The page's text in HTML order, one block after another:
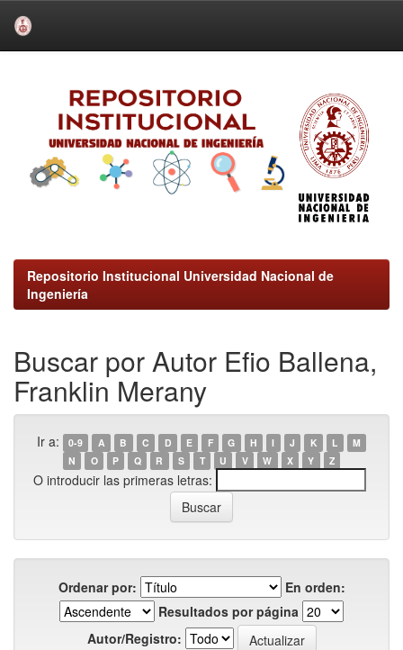
Repositorio Institucional Universidad Nacional de
Ingeniería
Buscar por Autor Efio Ballena,
Franklin Merany
Ir a: 0-9 A B C D E F G H I J K L
M
N
O P Q R S T U V W X Y Z
O introducir las primeras letras:
Ordenar por:
En orden:
Resultados por página
Autor/Registro: